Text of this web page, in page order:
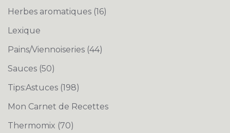
Herbes aromatiques (16)
Lexique
Pains/Viennoiseries (44)
Sauces (50)
Tips:Astuces (198)
Mon Carnet de Recettes
Thermomix (70)